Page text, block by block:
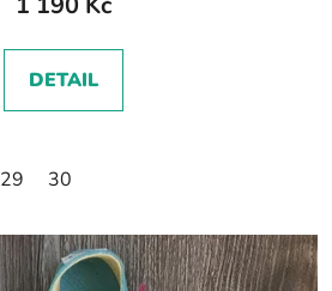
DETAIL
29 30